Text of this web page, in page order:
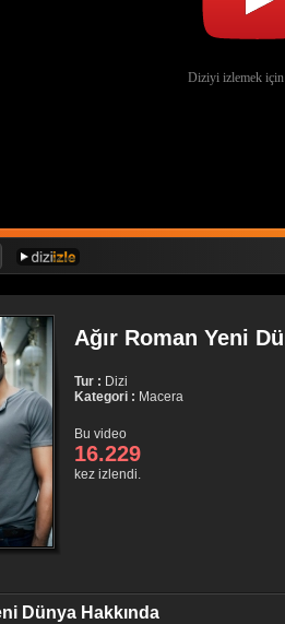
Ağır Roman Yeni
Tur : Dizi
Kategori : Macera
Bu video
16.229
kez izlendi.
Dünya Hakkında